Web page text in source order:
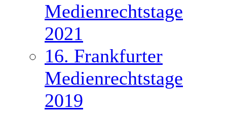
Medienrechtstage
2021
16. Frankfurter
Medienrechtstage
2019